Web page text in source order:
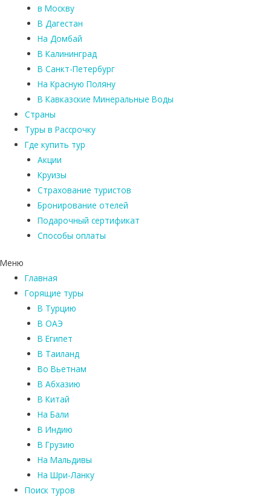
в Москву
В Дагестан
На Домбай
В Калининград
В Санкт-Петербург
На Красную Поляну
В Кавказские Минеральные Воды
Страны
Туры в Рассрочку
Где купить тур
Акции
Круизы
Страхование туристов
Бронирование отелей
Подарочный сертификат
Способы оплаты
Меню
Главная
Горящие туры
В Турцию
В ОАЭ
В Египет
В Таиланд
Во Вьетнам
В Абхазию
В Китай
На Бали
В Индию
В Грузию
На Мальдивы
На Шри-Ланку
Поиск туров